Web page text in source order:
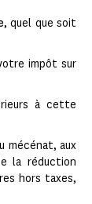
, quel que soit
impôt sur
à cette
mécénat, aux
la réduction
hors taxes,